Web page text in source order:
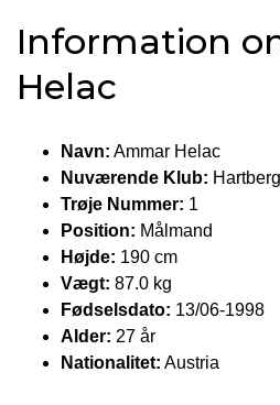
Information
Helac
Navn: Ammar Helac
Nuværende Klub: Hartberg
Trøje Nummer: 1
Position: Målmand
Højde: 190 cm
Vægt: 87.0 kg
Fødselsdato: 13/06-1998
Alder: 27 år
Nationalitet: Austria